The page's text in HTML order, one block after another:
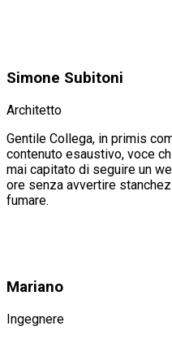
Simone Subitoni
Architetto
Gentile Collega, in primis
contenuto esaustivo, voce
mai capitato di seguire un
ore senza avvertire
fumare.
Mariano
Ingegnere